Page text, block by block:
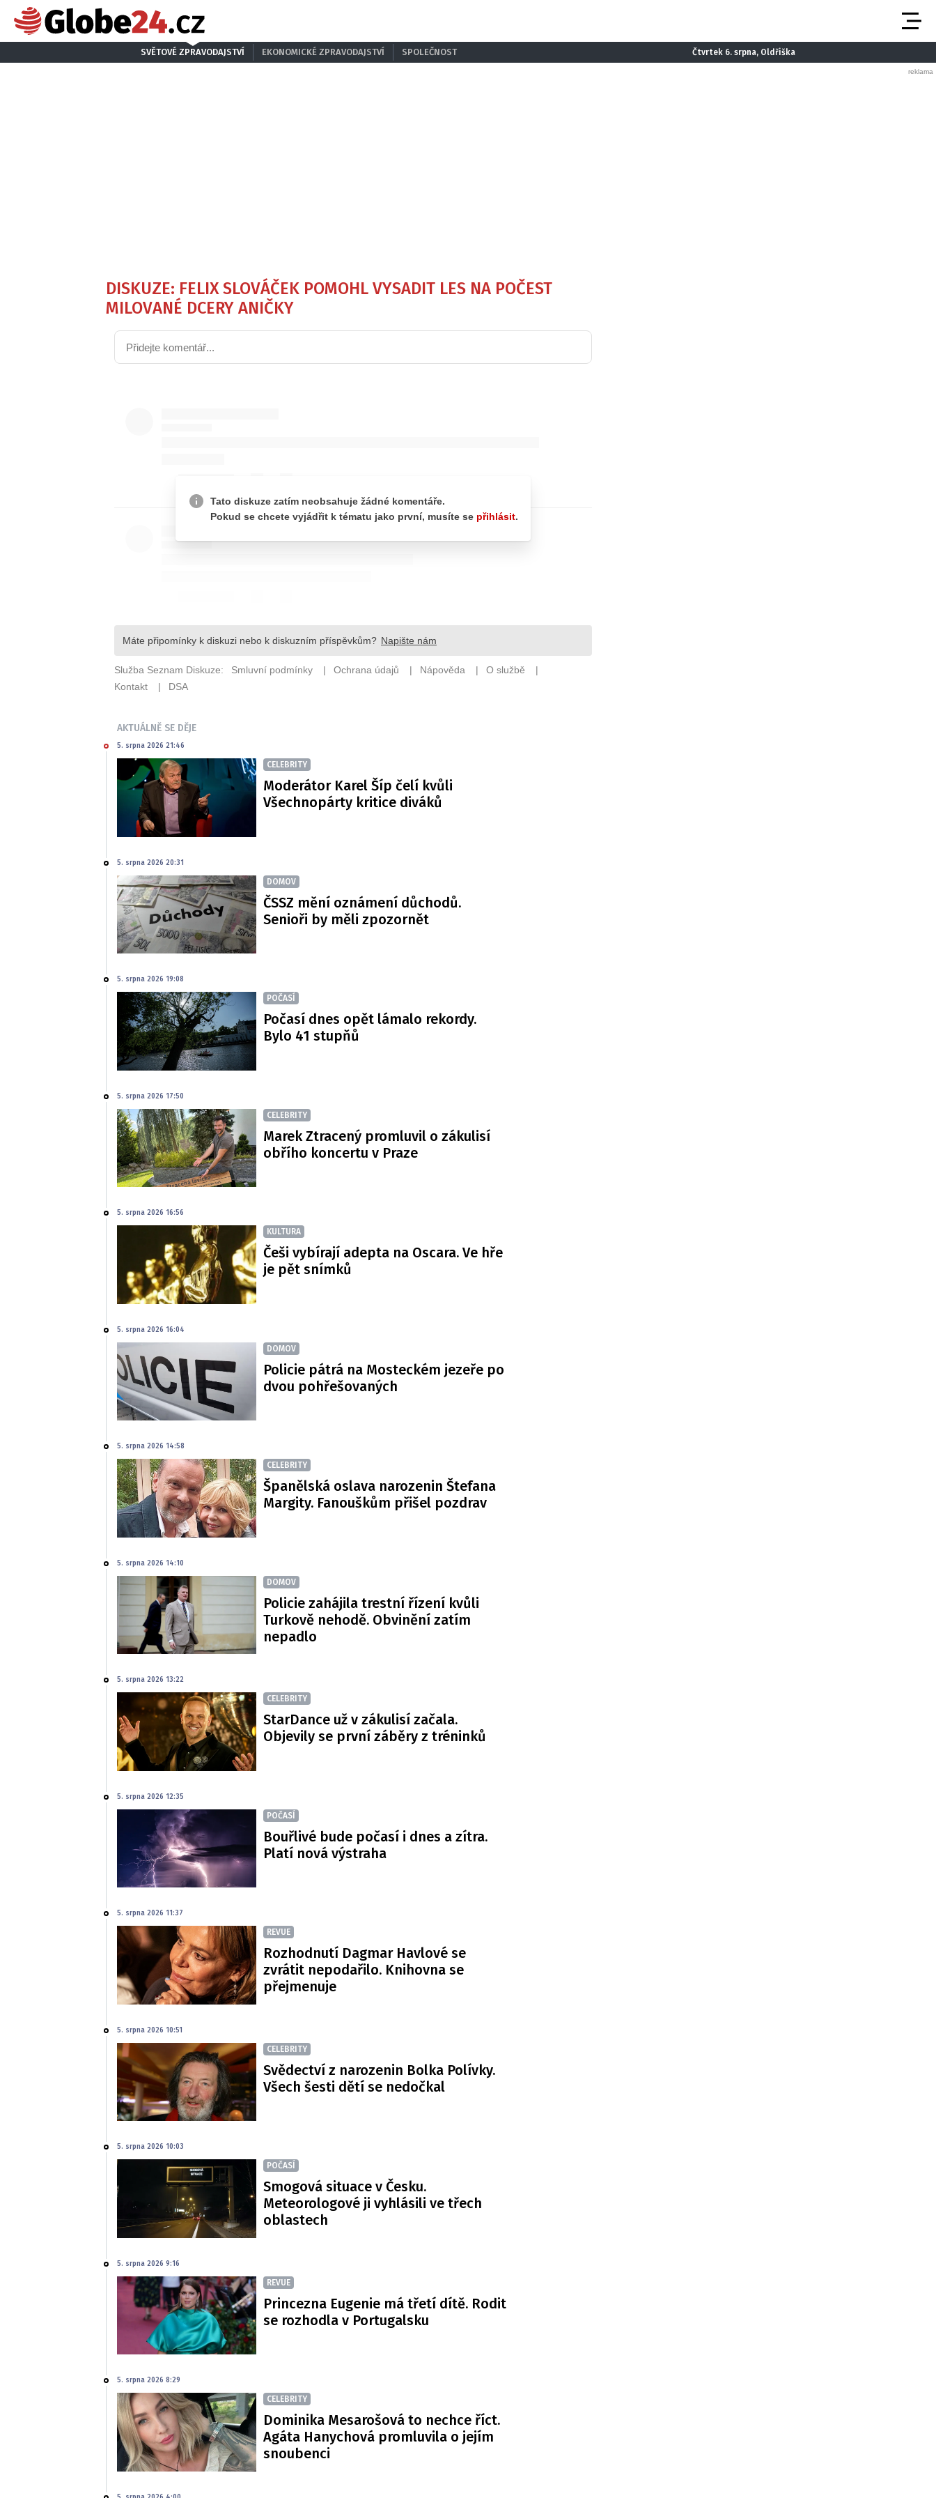
SVĚTOVÉ ZPRAVODAJSTVÍ EKONOMICKÉ ZPRAVODAJSTVÍ SPOLEČNOST Čtvrtek 6. srpna, Oldřiška
DISKUZE: FELIX SLOVÁČEK POMOHL VYSADIT LES NA POČEST
MILOVANÉ DCERY ANIČKY
AKTUÁLNĚ SE DĚJE
5. srpna 2026 21:46
CELEBRITY
Moderátor Karel Šíp čelí kvůli
Všechnopárty kritice diváků
5. srpna 2026 20:31
DOMOV
ČSSZ mění oznámení důchodů.
Senioři by měli zpozornět
5. srpna 2026 19:08
POČASÍ
Počasí dnes opět lámalo rekordy.
Bylo 41 stupňů
5. srpna 2026 17:50
CELEBRITY
Marek Ztracený promluvil o zákulisí
obřího koncertu v Praze
5. srpna 2026 16:56
KULTURA
Češi vybírají adepta na Oscara. Ve hře
je pět snímků
5. srpna 2026 16:04
DOMOV
Policie pátrá na Mosteckém jezeře po
dvou pohřešovaných
5. srpna 2026 14:58
CELEBRITY
Španělská oslava narozenin Štefana
Margity. Fanouškům přišel pozdrav
5. srpna 2026 14:10
DOMOV
Policie zahájila trestní řízení kvůli
Turkově nehodě. Obvinění zatím
nepadlo
5. srpna 2026 13:22
CELEBRITY
StarDance už v zákulisí začala.
Objevily se první záběry z tréninků
5. srpna 2026 12:35
POČASÍ
Bouřlivé bude počasí i dnes a zítra.
Platí nová výstraha
5. srpna 2026 11:37
REVUE
Rozhodnutí Dagmar Havlové se
zvrátit nepodařilo. Knihovna se
přejmenuje
5. srpna 2026 10:51
CELEBRITY
Svědectví z narozenin Bolka Polívky.
Všech šesti dětí se nedočkal
5. srpna 2026 10:03
POČASÍ
Smogová situace v Česku.
Meteorologové ji vyhlásili ve třech
oblastech
5. srpna 2026 9:16
REVUE
Princezna Eugenie má třetí dítě. Rodit
se rozhodla v Portugalsku
5. srpna 2026 8:29
CELEBRITY
Dominika Mesarošová to nechce říct.
Agáta Hanychová promluvila o jejím
snoubenci